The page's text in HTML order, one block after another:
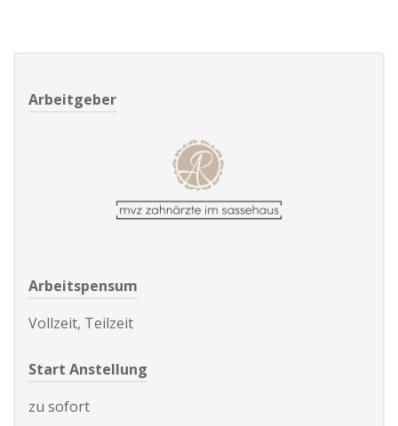
Arbeitgeber
Arbeitspensum
Vollzeit, Teilzeit
Start Anstellung
zu sofort